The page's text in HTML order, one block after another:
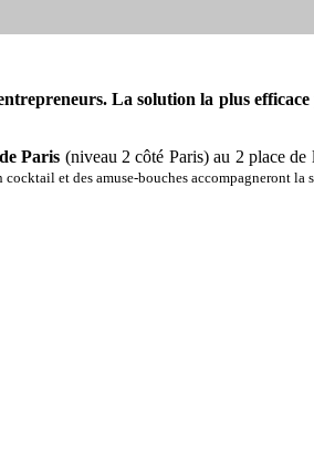
La solution la plus
Paris (niveau 2 côté Paris) au 2 place
cocktail et des amuse-bouches accompagneront la